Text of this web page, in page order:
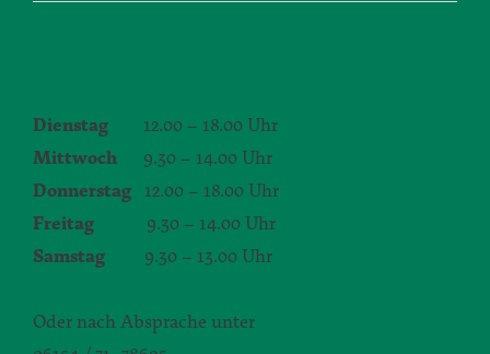
Dienstag 12.00 – 18.00 Uhr
Mittwoch 9.30 – 14.00 Uhr
Donnerstag 12.00 – 18.00 Uhr
Freitag 9.30 – 14.00 Uhr
Samstag 9.30 – 13.00 Uhr
Oder nach Absprache unter